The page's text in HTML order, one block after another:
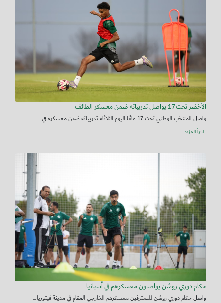
الأخضر تحت17 يواصل تدريباته ضمن معسكر الطائف
واصل المنتخب الوطني تحت 17 عامًا اليوم الثلاثاء تدريباته ضمن معسكره في...
أقرأ المزيد
حكام دوري روشن يواصلون معسكرهم في أسبانيا
واصل حكام دوري روشن للمحترفين معسكرهم الخارجي المقام في مدينة فيتوريا ...